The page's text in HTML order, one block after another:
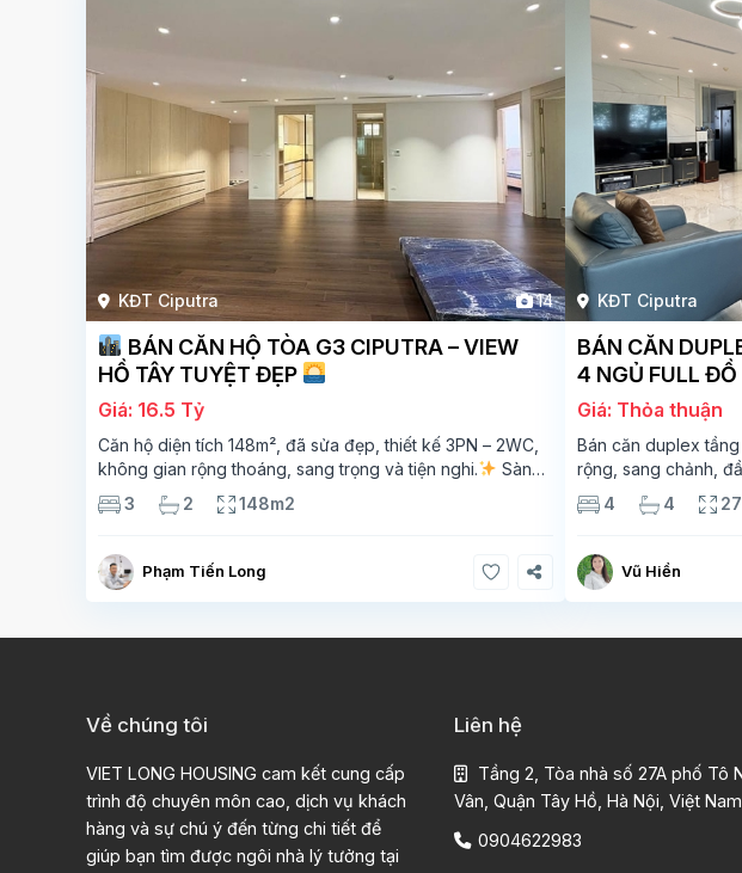
KĐT Ciputra 14
BÁN CĂN HỘ TÒA G3 CIPUTRA – VIEW
HỒ TÂY TUYỆT ĐẸP
Giá: 16.5 Tỷ
Căn hộ diện tích 148m², đã sửa đẹp, thiết kế 3PN – 2WC,
không gian rộng thoáng, sang trọng và tiện nghi.
Sàn
gỗ cao cấp, ánh sáng tự nhiên chan hòa, view hồ Tây đắt
giá – mang lại
3 2 148m2
Phạm Tiến Long
KĐT Ciputra
BÁN CĂN
4 NGỦ FULL ĐỒ
Giá: Thỏa thuận
Bán căn duplex
rộng, sang chảnh,
tầng. Tầng 1 rộng
ăn, phòng bếp, 2
4 4
Vũ Hiền
Về chúng tôi
VIET LONG HOUSING cam kết cung cấp
trình độ chuyên môn cao, dịch vụ khách
hàng và sự chú ý đến từng chi tiết để
giúp bạn tìm được ngôi nhà lý tưởng tại
Liên hệ
Tầng 2, Tòa nhà số 27A phố Tô
Vân, Quận Tây Hồ, Hà Nội, Việt
0904622983